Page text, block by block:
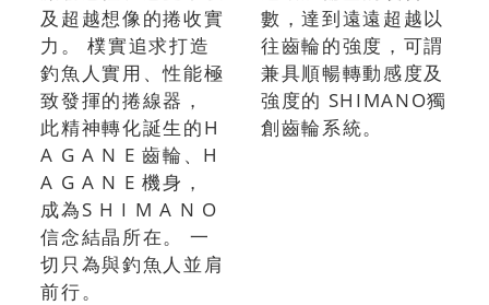
及超越想像的捲收實
力。 樸實追求打造
釣魚人實用、性能極
致發揮的捲線器，
此精神轉化誕生的H
A G A N E 齒輪、H
A G A N E 機身，
成為S H I M A N O
信念結晶所在。 一
切只為與釣魚人並肩
前行。
數，達到遠遠超越以
往齒輪的強度，可謂
兼具順暢轉動感度及
強度的 SHIMANO獨
創齒輪系統。